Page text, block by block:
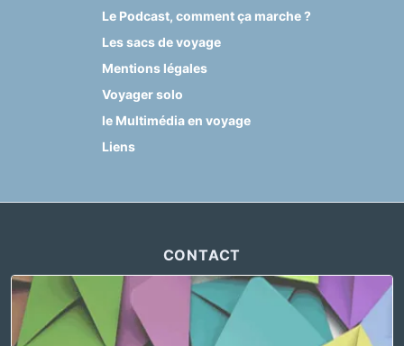
Le Podcast, comment ça marche ?
Les sacs de voyage
Mentions légales
Voyager solo
le Multimédia en voyage
Liens
CONTACT